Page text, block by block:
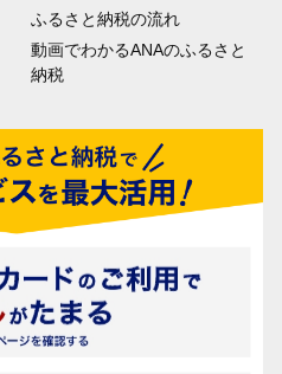
ふるさと納税の流れ
動画でわかるANAのふるさと
納税